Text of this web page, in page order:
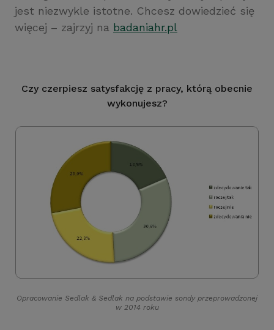
jest niezwykle istotne. Chcesz dowiedzieć się
więcej – zajrzyj na badaniahr.pl
Czy czerpiesz satysfakcję z pracy, którą obecnie
wykonujesz?
Opracowanie Sedlak & Sedlak na podstawie sondy przeprowadzonej
w 2014 roku